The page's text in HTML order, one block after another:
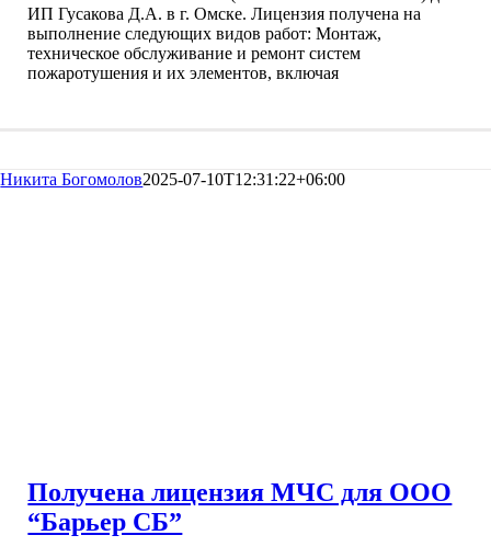
ИП Гусакова Д.А. в г. Омске. Лицензия получена на
выполнение следующих видов работ: Монтаж,
техническое обслуживание и ремонт систем
пожаротушения и их элементов, включая
Никита Богомолов2025-07-10T12:31:22+06:00
Получена лицензия МЧС для ООО
“Барьер СБ”